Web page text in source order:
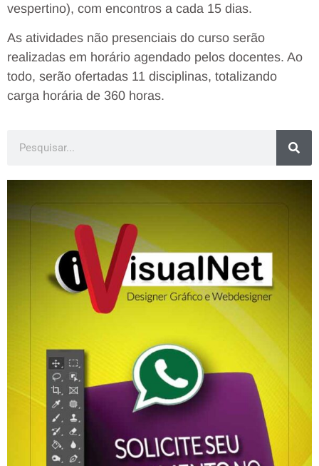
vespertino), com encontros a cada 15 dias.
As atividades não presenciais do curso serão
realizadas em horário agendado pelos docentes. Ao
todo, serão ofertadas 11 disciplinas, totalizando
carga horária de 360 horas.